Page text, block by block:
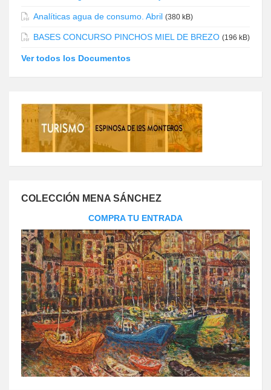
Analíticas agua de consumo. Abril (380 kB)
BASES CONCURSO PINCHOS MIEL DE BREZO (196 kB)
Ver todos los Documentos
COLECCIÓN MENA SÁNCHEZ
COMPRA TU ENTRADA